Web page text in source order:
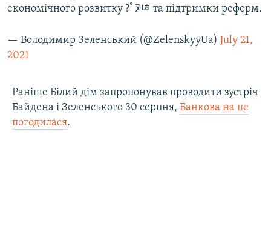
економічного розвитку ?￰ﾟﾇﾦ та підтримки реформ.
— Володимир Зеленський (@ZelenskyyUa) July 21,
2021
Раніше Білий дім запропонував проводити зустріч
Байдена і Зеленського 30 серпня, Банкова на це
погодилася.